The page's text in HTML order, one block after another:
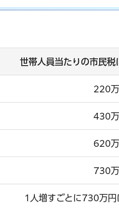
世帯人員当たりの市民税
220
430
620
730
1人増すごとに730万